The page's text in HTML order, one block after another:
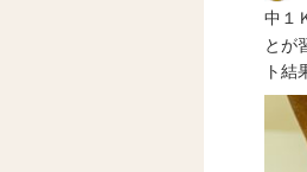
中１
とが
ト結